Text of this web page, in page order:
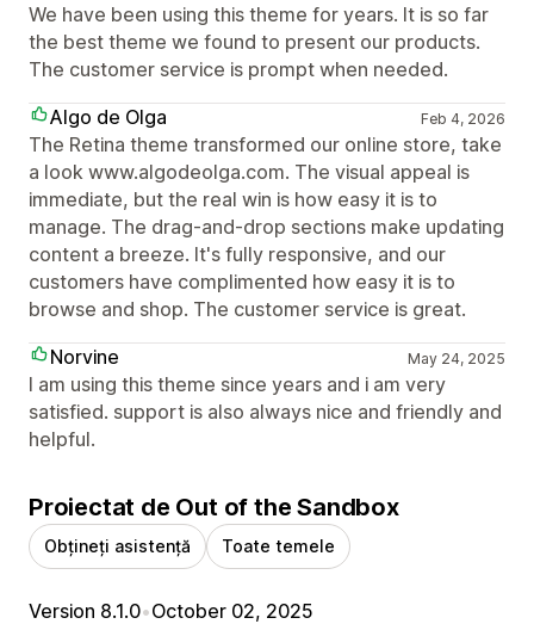
We have been using this theme for years. It is so far
the best theme we found to present our products.
The customer service is prompt when needed.
Algo de Olga
Feb 4, 2026
The Retina theme transformed our online store, take
a look www.algodeolga.com. The visual appeal is
immediate, but the real win is how easy it is to
manage. The drag-and-drop sections make updating
content a breeze. It's fully responsive, and our
customers have complimented how easy it is to
browse and shop. The customer service is great.
Norvine
May 24, 2025
I am using this theme since years and i am very
satisfied. support is also always nice and friendly and
helpful.
Proiectat de Out of the Sandbox
Obțineți asistență Toate temele
Version 8.1.0•October 02, 2025